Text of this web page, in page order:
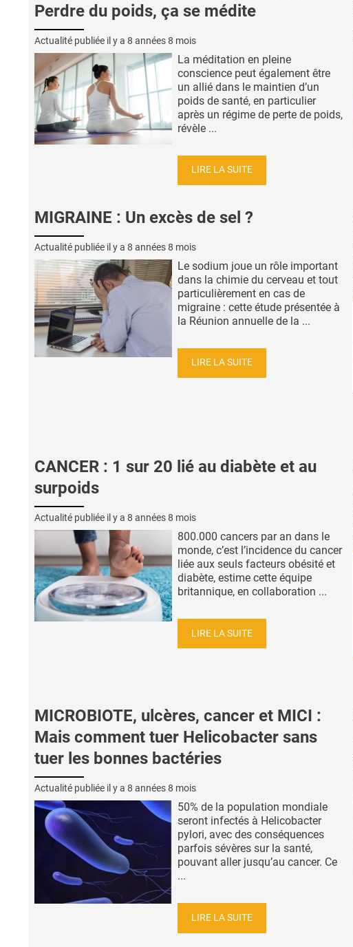
Perdre du poids, ça se médite
Actualité publiée il y a 8 années 8 mois
La méditation en pleine
conscience peut également être
un allié dans le maintien d’un
poids de santé, en particulier
après un régime de perte de poids,
révèle ...
LIRE LA SUITE
MIGRAINE : Un excès de sel ?
Actualité publiée il y a 8 années 8 mois
Le sodium joue un rôle important
dans la chimie du cerveau et tout
particulièrement en cas de
migraine : cette étude présentée à
la Réunion annuelle de la ...
LIRE LA SUITE
CANCER : 1 sur 20 lié au diabète et au
surpoids
Actualité publiée il y a 8 années 8 mois
800.000 cancers par an dans le
monde, c’est l’incidence du cancer
liée aux seuls facteurs obésité et
diabète, estime cette équipe
britannique, en collaboration ...
LIRE LA SUITE
MICROBIOTE, ulcères, cancer et MICI :
Mais comment tuer Helicobacter sans
tuer les bonnes bactéries
Actualité publiée il y a 8 années 8 mois
50% de la population mondiale
seront infectés à Helicobacter
pylori, avec des conséquences
parfois sévères sur la santé,
pouvant aller jusqu’au cancer. Ce
...
LIRE LA SUITE